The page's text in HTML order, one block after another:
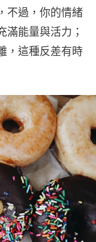
不過，你的情緒
滿能量與活力；
，這種反差有時